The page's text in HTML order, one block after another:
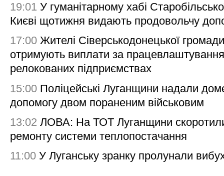
19:01 У гуманітарному хабі
Києві щотижня видають продовольчу
17:00 Жителі Сіверськодонецької
отримують виплати за
релокованих підприємствах
15:00 Поліцейські Луганщини надали
допомогу двом пораненим військовим
13:02 ЛОВА: На ТОТ Луганщини
ремонту системи теплопостачання
11:00 У Луганську зранку пролунали